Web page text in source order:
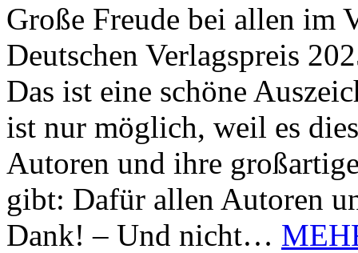
Große Freude bei allen im
Deutschen Verlagspreis
Das ist eine schöne
ist nur möglich, weil es
Autoren und ihre
gibt: Dafür allen Autoren
Dank! – Und nicht…